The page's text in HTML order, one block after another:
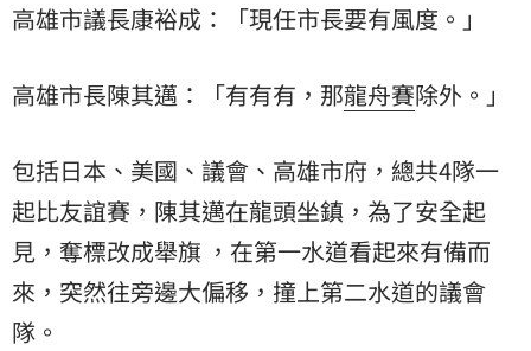
高雄市議長康裕成：「現任市長要有風度。」
高雄市長陳其邁：「有有有，那龍舟賽除外。」
包括日本、美國、議會、高雄市府，總共4隊一
起比友誼賽，陳其邁在龍頭坐鎮，為了安全起
見，奪標改成舉旗 ，在第一水道看起來有備而
來，突然往旁邊大偏移，撞上第二水道的議會
隊。